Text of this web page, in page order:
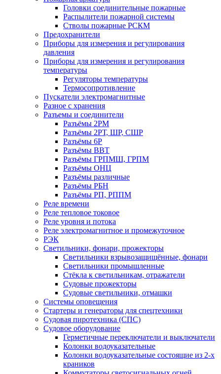
Головки соединительные пожарные
Распылители пожарной системы
Стволы пожарные РСКМ
Предохранители
Приборы для измерения и регулирования
давления
Приборы для измерения и регулирования
температуры
Регуляторы температуры
Термосопротивление
Пускатели электромагнитные
Разное с хранения
Разъемы и соединители
Разъёмы 2РМ
Разъёмы 2РТ, ШР, СШР
Разъёмы 6Р
Разъёмы ВВТ
Разъёмы ГРПМШ, ГРПМ
Разъёмы ОНЦ
Разъёмы различные
Разъёмы РБН
Разъёмы РП, РППМ
Реле времени
Реле тепловое токовое
Реле уровня и потока
Реле электромагнитное и промежуточное
РЭК
Светильники, фонари, прожекторы
Светильники взрывозащищённые, фонари
Светильники промышленные
Стёкла к светильникам, отражатели
Судовые прожекторы
Судовые светильники, отмашки
Системы оповещения
Стартеры и генераторы для спецтехники
Судовая пиротехника (СПС)
Судовое оборудование
Герметичные переключатели и выключатели
Колонки водоуказательные
Колонки водоуказательные состоящие из 2-х
краников